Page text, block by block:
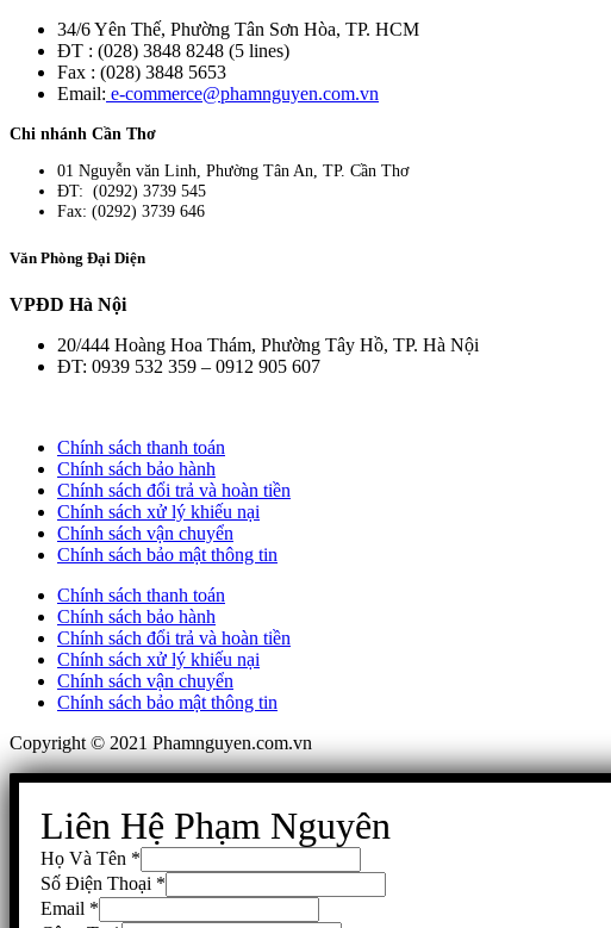
34/6 Yên Thế, Phường Tân Sơn Hòa, TP. HCM
ĐT : (028) 3848 8248 (5 lines)
Fax : (028) 3848 5653
Email: e-commerce@phamnguyen.com.vn
Chi nhánh Cần Thơ
01 Nguyễn văn Linh, Phường Tân An, TP. Cần Thơ
ĐT: (0292) 3739 545
Fax: (0292) 3739 646
Văn Phòng Đại Diện
VPĐD Hà Nội
20/444 Hoàng Hoa Thám, Phường Tây Hồ, TP. Hà Nội
ĐT: 0939 532 359 – 0912 905 607
Chính sách thanh toán
Chính sách bảo hành
Chính sách đổi trả và hoàn tiền
Chính sách xử lý khiếu nại
Chính sách vận chuyển
Chính sách bảo mật thông tin
Chính sách thanh toán
Chính sách bảo hành
Chính sách đổi trả và hoàn tiền
Chính sách xử lý khiếu nại
Chính sách vận chuyển
Chính sách bảo mật thông tin
Copyright © 2021 Phamnguyen.com.vn
Liên Hệ Phạm Nguyên
Họ Và Tên *
Số Điện Thoại *
Email *